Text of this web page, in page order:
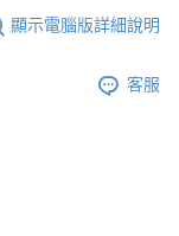
顯示電腦版詳細說明
客服